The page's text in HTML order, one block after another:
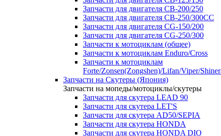
Запчасти для двигателя CB-200/250
Запчасти для двигателя CB-250/300СС
Запчасти для двигателя CG-150/200
Запчасти для двигателя CG-250/300
Запчасти к мотоциклам (общее)
Запчасти к мотоциклам Enduro/Cross
Запчасти к мотоциклам
Forte/Zonsen(Zongshen)/Lifan/Viper/
Запчасти на Скутеры (Япония)
Запчасти на мопеды/мотоциклы/скутеры
Запчасти для скутера LEAD 90
Запчасти для скутера LET'S
Запчасти для скутера AD50/SEPIA
Запчасти для скутера HONDA
Запчасти для скутера HONDA DIO